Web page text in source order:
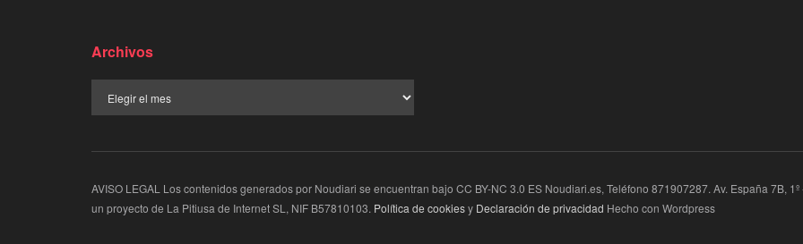
Archivos
AVISO LEGAL Los contenidos generados por Noudiari se encuentran bajo CC BY-NC 3.0 ES Noudiari.es, Teléfono 871907287. Av. España 7B,
un proyecto de La Pitiusa de Internet SL, NIF B57810103. Política de cookiesy Declaración de privacidad Hecho con Wordpress